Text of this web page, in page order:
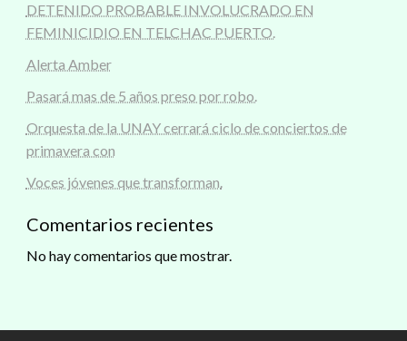
DETENIDO PROBABLE INVOLUCRADO EN
FEMINICIDIO EN TELCHAC PUERTO.
Alerta Amber
Pasará mas de 5 años preso por robo.
Orquesta de la UNAY cerrará ciclo de conciertos de
primavera con
Voces jóvenes que transforman.
Comentarios recientes
No hay comentarios que mostrar.